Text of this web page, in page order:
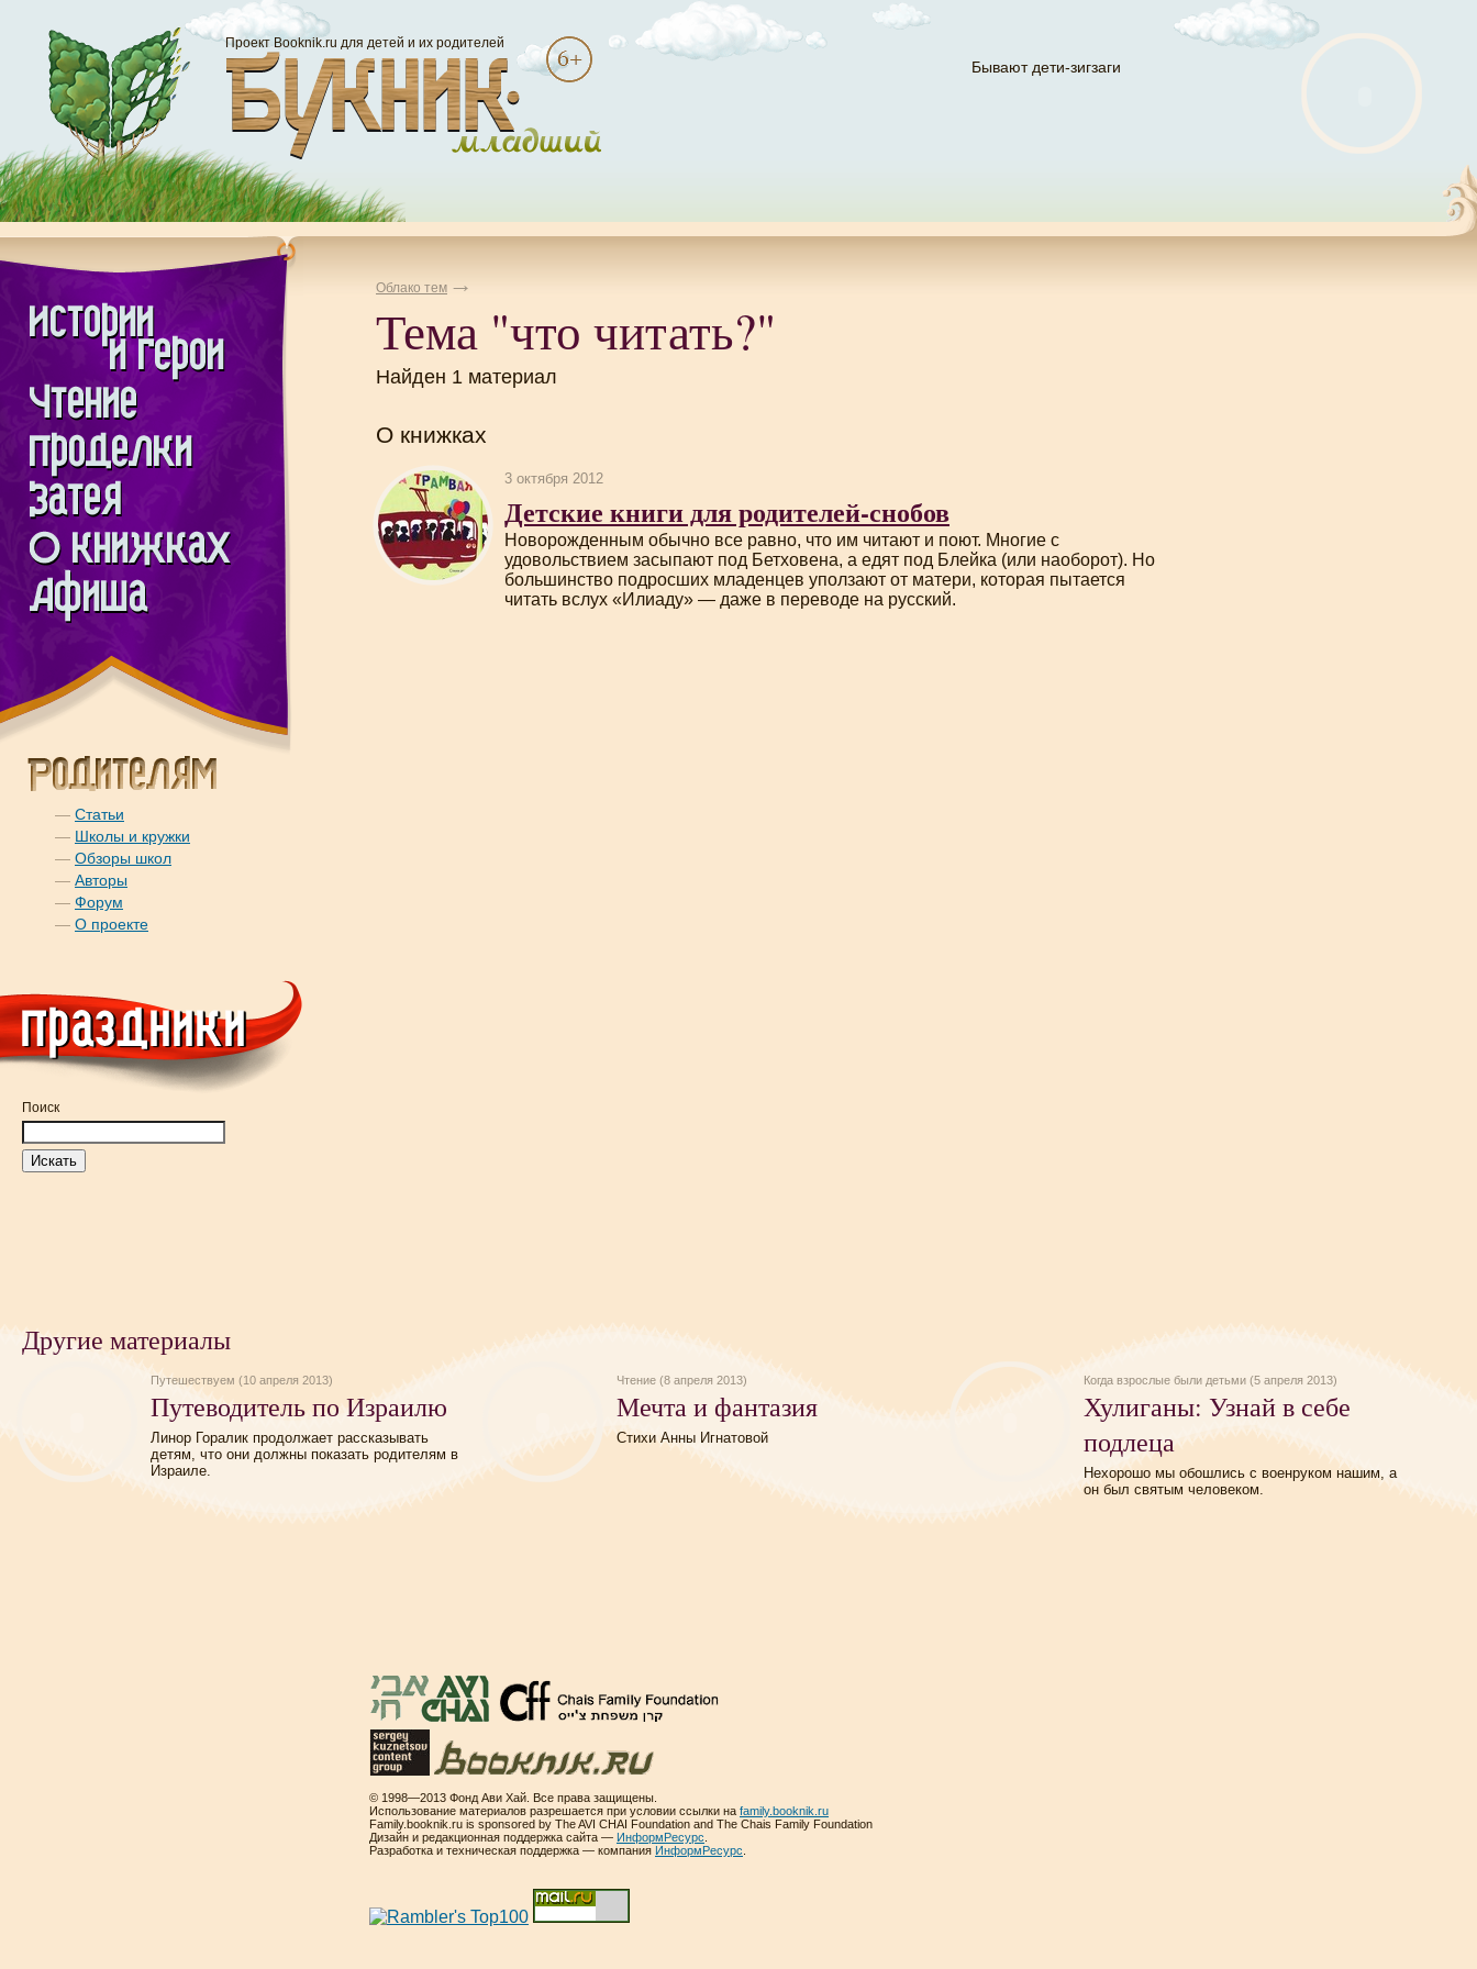
Проект Booknik.ru для детей и их родителей
Бывают дети-зигзаги
— Статьи
— Школы и кружки
— Обзоры школ
— Авторы
— Форум
— О проекте
Поиск
Облако тем
Тема "что читать?"
Найден 1 материал
О книжках
3 октября 2012
Детские книги для родителей-снобов
Новорожденным обычно все равно, что им читают и поют. Многие с
удовольствием засыпают под Бетховена, а едят под Блейка (или наоборот). Но
большинство подросших младенцев уползают от матери, которая пытается
читать вслух «Илиаду» — даже в переводе на русский.
Другие материалы
Путешествуем (10 апреля 2013)
Путеводитель по Израилю
Линор Горалик продолжает рассказывать
детям, что они должны показать родителям в
Израиле.
Чтение (8 апреля 2013)
Мечта и фантазия
Стихи Анны Игнатовой
Когда взрослые были детьми (5 апреля 2013)
Хулиганы: Узнай в себе
подлеца
Нехорошо мы обошлись с военруком нашим, а
он был святым человеком.
© 1998—2013 Фонд Ави Хай. Все права защищены.
Использование материалов разрешается при условии ссылки на family.booknik.ru
Family.booknik.ru is sponsored by The AVI CHAI Foundation and The Chais Family Foundation
Дизайн и редакционная поддержка сайта — ИнформРесурс
Разработка и техническая поддержка — компания ИнформРесурс